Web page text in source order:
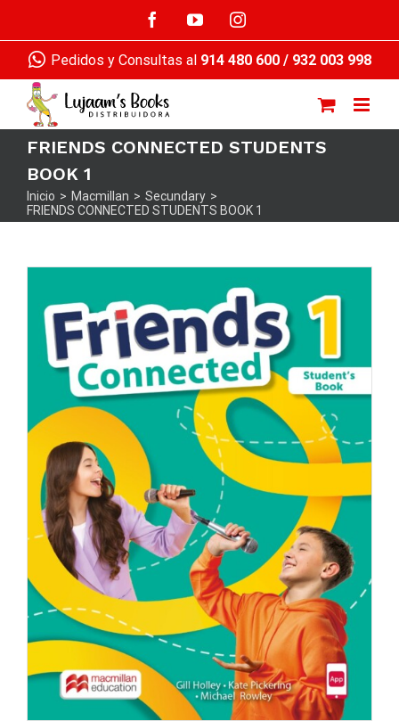
contenido
FacebookYouTubeInstagram
Pedidos y Consultas al 914 480 600/ 932 003 998
FRIENDS CONNECTED STUDENTS
BOOK 1
Inicio > Macmillan > Secundary >
FRIENDS CONNECTED STUDENTS BOOK 1